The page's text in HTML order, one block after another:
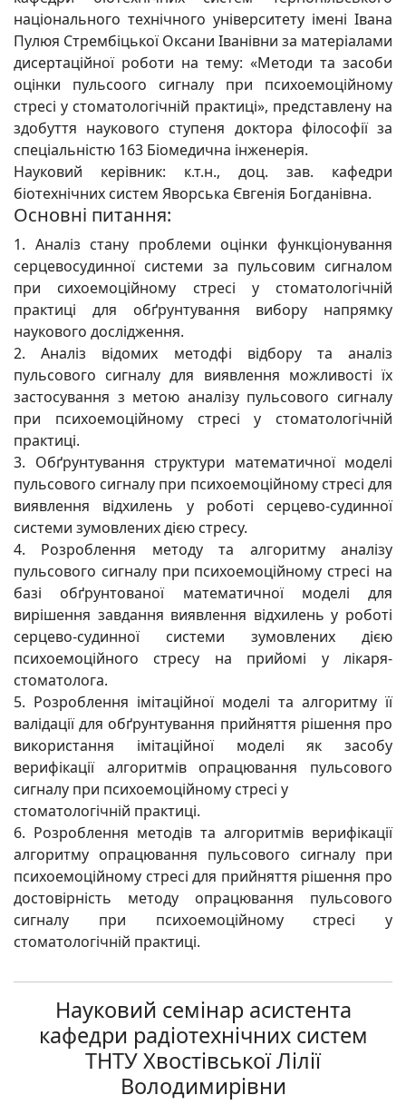
національного технічного університету імені Івана
Пулюя Стрембіцької Оксани Іванівни за матеріалами
дисертаційної роботи на тему: «Методи та засоби
оцінки пульсоого сигналу при психоемоційному
стресі у стоматологічній практиці», представлену на
здобуття наукового ступеня доктора філософії за
спеціальністю 163 Біомедична інженерія.
Науковий керівник: к.т.н., доц. зав. кафедри
біотехнічних систем Яворська Євгенія Богданівна.
Основні питання:
1. Аналіз стану проблеми оцінки функціонування
серцевосудинної системи за пульсовим сигналом
при сихоемоційному стресі у стоматологічній
практиці для обґрунтування вибору напрямку
наукового дослідження.
2. Аналіз відомих методфі відбору та аналіз
пульсового сигналу для виявлення можливості їх
застосування з метою аналізу пульсового сигналу
при психоемоційному стресі у стоматологічній
практиці.
3. Обґрунтування структури математичної моделі
пульсового сигналу при психоемоційному стресі для
виявлення відхилень у роботі серцево-судинної
системи зумовлених дією стресу.
4. Розроблення методу та алгоритму аналізу
пульсового сигналу при психоемоційному стресі на
базі обґрунтованої математичної моделі для
вирішення завдання виявлення відхилень у роботі
серцево-судинної системи зумовлених дією
психоемоційного стресу на прийомі у лікаря-
стоматолога.
5. Розроблення імітаційної моделі та алгоритму її
валідації для обґрунтування прийняття рішення про
використання імітаційної моделі як засобу
верифікації алгоритмів опрацювання пульсового
сигналу при психоемоційному стресі у
стоматологічній практиці.
6. Розроблення методів та алгоритмів верифікації
алгоритму опрацювання пульсового сигналу при
психоемоційному стресі для прийняття рішення про
достовірність методу опрацювання пульсового
сигналу при психоемоційному стресі у
стоматологічній практиці.
Науковий семінар асистента
кафедри радіотехнічних систем
ТНТУ Хвостівської Лілії
Володимирівни